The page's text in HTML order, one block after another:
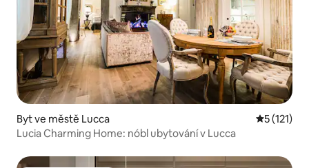
Byt ve městě Lucca Průměrné
5 (121)
Lucia Charming Home: nóbl ubytování v Lucca